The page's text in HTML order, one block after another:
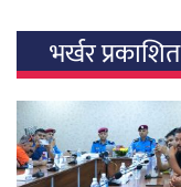
भर्खर प्रकाशित